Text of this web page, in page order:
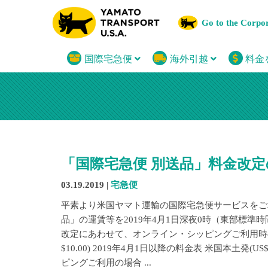
Go to the
国際宅急便 海外引越 料金
「国際宅急便 別送品」料金改
03.19.2019 | 宅急便
平素より米国ヤマト運輸の国際宅急便サービスを
品」の運賃等を2019年4月1日深夜0時（東部標準
改定にあわせて、オンライン・シッピングご利用
$10.00) 2019年4月1日以降の料金表 米国本土発
ピングご利用の場合 ...